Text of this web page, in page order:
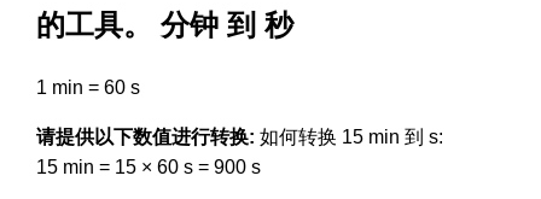
的工具。 分钟 到 秒
1 min = 60 s
请提供以下数值进行转换: 如何转换 15 min 到 s:
15 min = 15 × 60 s = 900 s